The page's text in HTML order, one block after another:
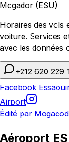
Mogador (ESU)
Horaires des vols
voiture. Services
avec les données
+212 620 229
Facebook
Airport
Édité par
Aéroport